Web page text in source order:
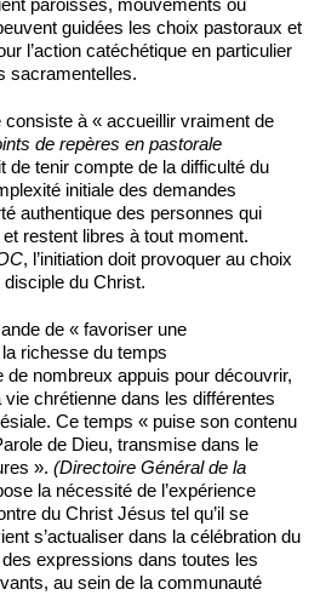
paroisses, mouvements ou
guidées les choix pastoraux et
l’action catéchétique en particulier
sacramentelles.
à « accueillir vraiment de
de repères en pastorale
de tenir compte de la difficulté du
initiale des demandes
authentique des personnes qui
restent libres à tout moment.
, l’initiation doit provoquer au choix
du Christ.
de « favoriser une
richesse du temps
nombreux appuis pour découvrir,
chrétienne dans les différentes
Ce temps « puise son contenu
de Dieu, transmise dans le
». (Directoire Général de la
la nécessité de l’expérience
du Christ Jésus tel qu’il se
s’actualiser dans la célébration du
expressions dans toutes les
au sein de la communauté